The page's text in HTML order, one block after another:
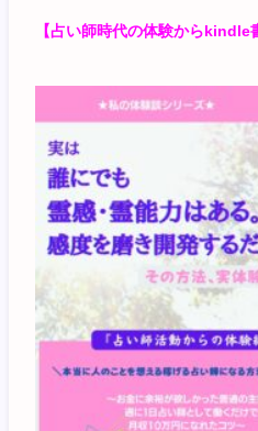
【占い師時代の体験からkindle